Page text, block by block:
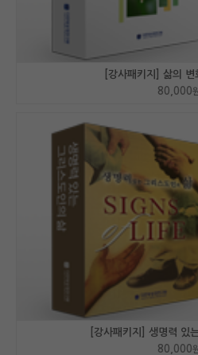
[강사패키지] 삶의
80,000원
[강사패키지] 생명력 있
80,000원